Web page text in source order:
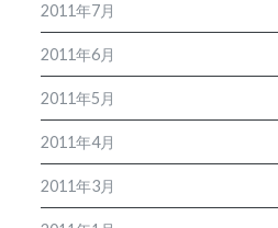
2011年7月
2011年6月
2011年5月
2011年4月
2011年3月